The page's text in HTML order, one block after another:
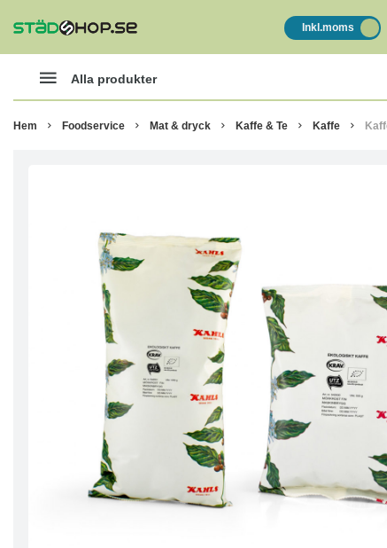
Inkl.moms
Alla produkter
Hem Foodservice Mat & dryck Kaffe & Te Kaffe